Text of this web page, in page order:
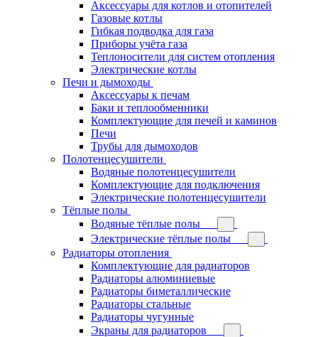
Аксессуары для котлов и отопителей
Газовые котлы
Гибкая подводка для газа
Приборы учёта газа
Теплоносители для систем отопления
Электрические котлы
Печи и дымоходы
Аксессуары к печам
Баки и теплообменники
Комплектующие для печей и каминов
Печи
Трубы для дымоходов
Полотенцесушители
Водяные полотенцесушители
Комплектующие для подключения
Электрические полотенцесушители
Тёплые полы
Водяные тёплые полы
Электрические тёплые полы
Радиаторы отопления
Комплектующие для радиаторов
Радиаторы алюминиевые
Радиаторы биметаллические
Радиаторы стальные
Радиаторы чугунные
Экраны для радиаторов